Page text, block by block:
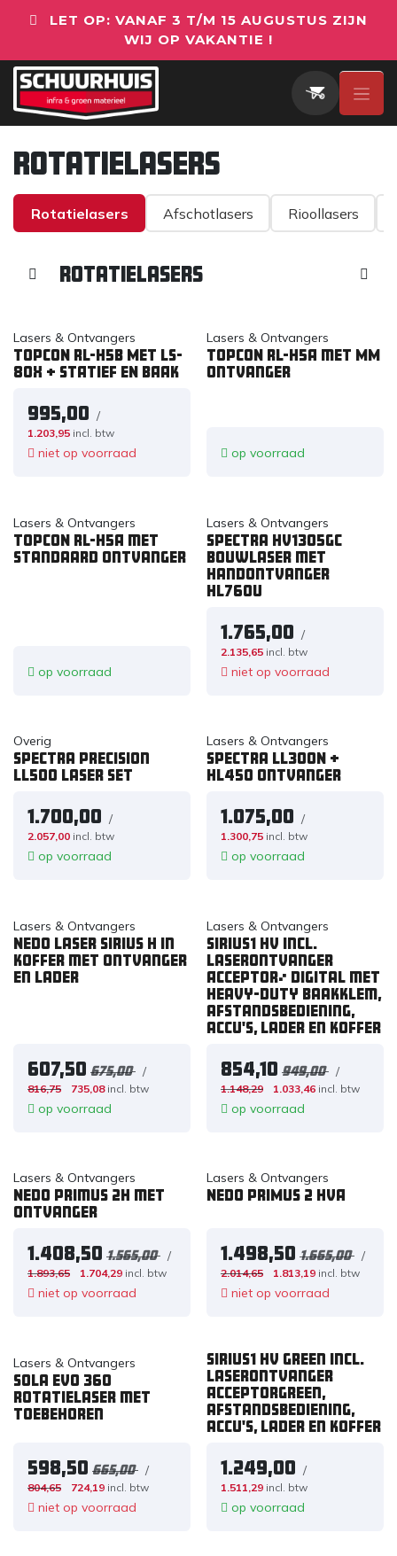
LET OP: VANAF 3 T/M 15 AUGUSTUS ZIJN
WIJ OP VAKANTIE !
Rotatielasers
Rotatielasers Afschotlasers Rioollasers
Rotatielasers
Lasers & Ontvangers
TOPCON RL-H5B MET LS-
80X + STATIEF EN BAAK
995,00 /
1.203,95 incl. btw
niet op voorraad
Lasers & Ontvangers
TOPCON RL-H5A met MM
ontvanger
op voorraad
Lasers & Ontvangers
TOPCON RL-H5A met
standaard ontvanger
op voorraad
Lasers & Ontvangers
Spectra HV1305GC
bouwlaser met
handontvanger
HL760U
1.765,00 /
2.135,65 incl. btw
niet op voorraad
Overig
Spectra Precision
LL500 laser set
1.700,00 /
2.057,00 incl. btw
op voorraad
Lasers & Ontvangers
Spectra LL300N +
HL450 ontvanger
1.075,00 /
1.300,75 incl. btw
op voorraad
Lasers & Ontvangers
Nedo laser Sirius H in
koffer met ontvanger
en lader
607,50 675,00 /
816,75 735,08 incl. btw
op voorraad
Lasers & Ontvangers
SIRIUS1 HV incl.
laserontvanger
ACCEPTOR² digital met
heavy-duty baakklem,
afstandsbediening,
accu's, lader en koffer
854,10 949,00 /
1.148,29 1.033,46 incl. btw
op voorraad
Lasers & Ontvangers
Nedo Primus 2H met
ontvanger
1.408,50 1.565,00 /
1.893,65 1.704,29 incl. btw
niet op voorraad
Lasers & Ontvangers
Nedo PRIMUS 2 HVA
1.498,50 1.665,00 /
2.014,65 1.813,19 incl. btw
niet op voorraad
Lasers & Ontvangers
Sola EVO 360
Rotatielaser met
toebehoren
598,50 665,00 /
804,65 724,19 incl. btw
niet op voorraad
SIRIUS1 HV green incl.
laserontvanger
ACCEPTORgreen,
afstandsbediening,
accu's, lader en koffer
1.249,00 /
1.511,29 incl. btw
op voorraad